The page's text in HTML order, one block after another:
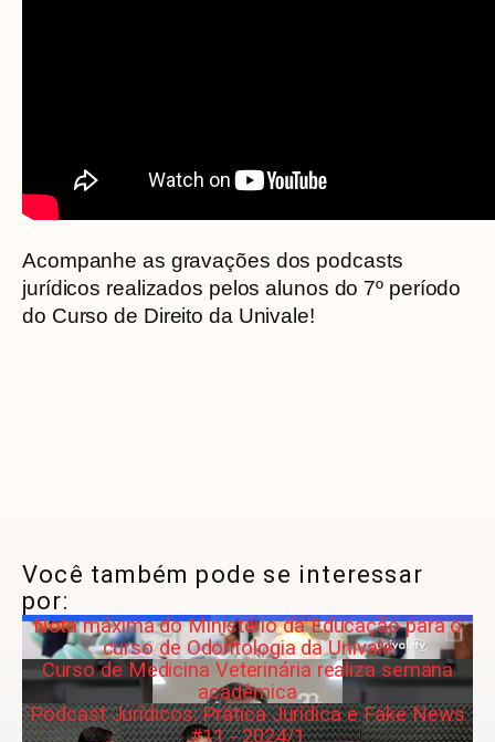
Acompanhe as gravações dos podcasts
jurídicos realizados pelos alunos do 7º período
do Curso de Direito da Univale!
Você também pode se interessar
por:
Nota máxima do Ministério da Educação para o
curso de Odontologia da Univale
Curso de Medicina Veterinária realiza semana
acadêmica
Podcast Jurídicos: Prática Jurídica e Fake News
#11 - 2024/1